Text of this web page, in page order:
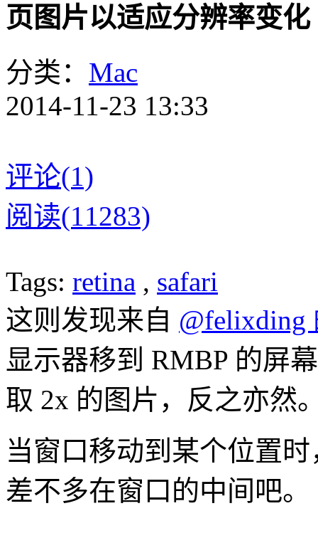
页图片以适应分辨率变化
分类： Mac
2014-11-23 13:33
评论(1)
阅读(11283)
Tags: retina , safari
这则发现来自 @felixding
显示器移到 RMBP 的屏
取 2x 的图片，反之亦然
当窗口移动到某个位置
差不多在窗口的中间吧。